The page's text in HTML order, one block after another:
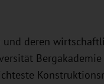
deren